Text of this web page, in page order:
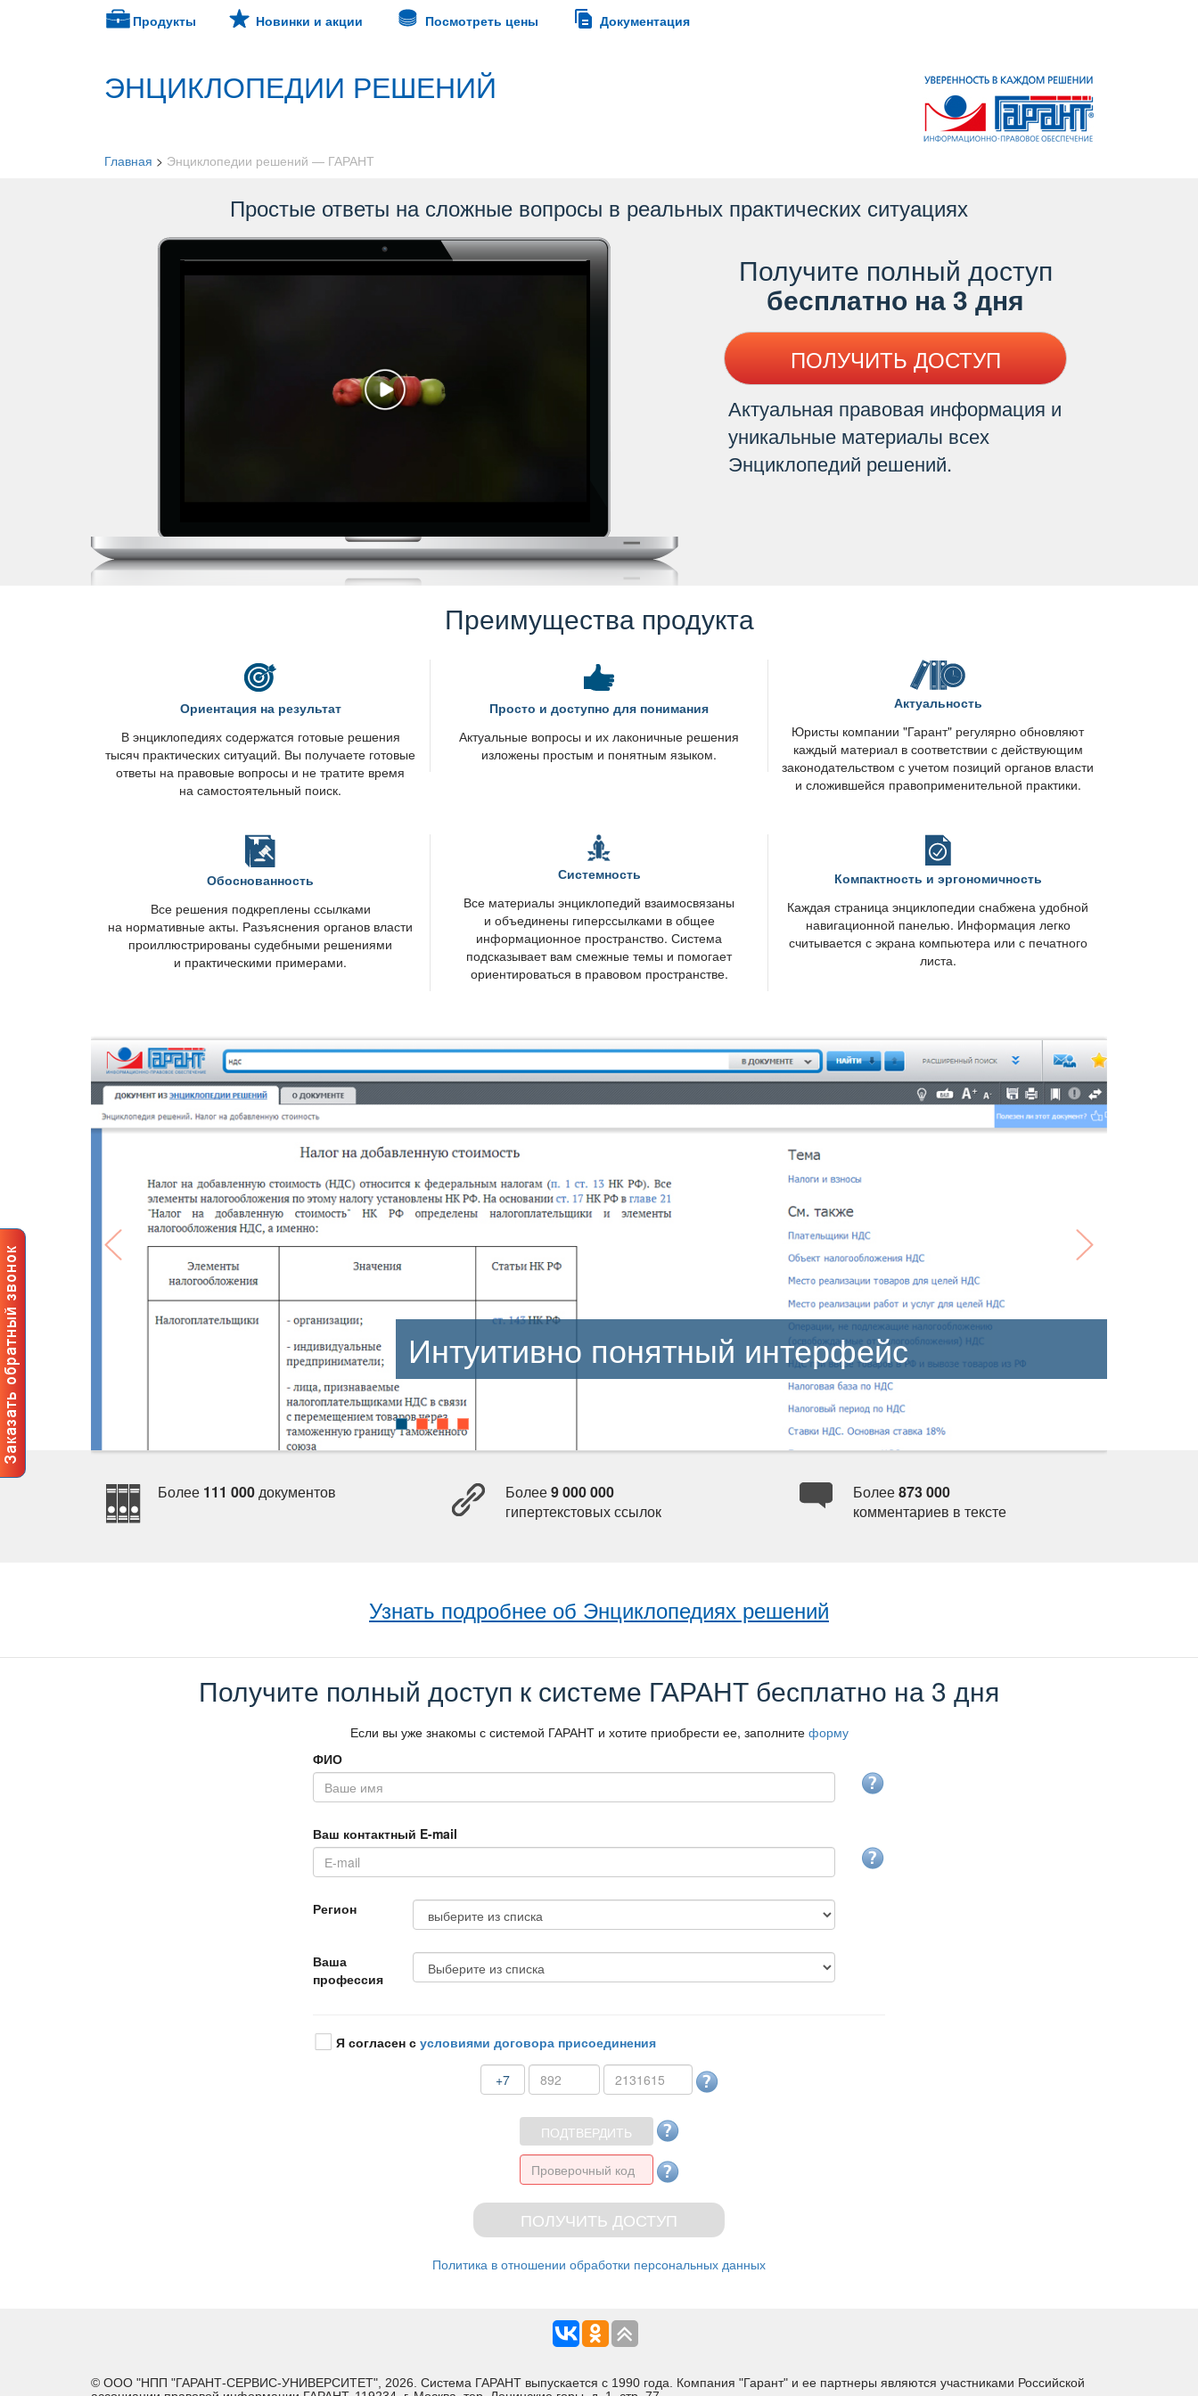
Продукты Новинки и акции Посмотреть цены Документация
ЭНЦИКЛОПЕДИИ РЕШЕНИЙ
Главная > Энциклопедии решений — ГАРАНТ
Простые ответы на сложные вопросы в реальных практических ситуациях
Получите полный доступ
есплатно на 3 дня
ПОЛУЧИТЬ ДОСТУП
Актуальная правовая информация и
уникальные материалы всех
Энциклопедий решений.
Преимущества продукта
Ориентация на результат
энциклопедиях содержатся готовые решения
тысяч практических ситуаций. Вы получаете готовые
ответы на правовые вопросы и не тратите время
на самостоятельный поиск.
Просто и доступно для понимания
Актуальные вопросы и их лаконичные решения
изложены простым и понятным языком.
Актуальность
Юристы компании "Гарант" регулярно обновляют
каждый материал в соответствии с действующим
законодательством с учетом позиций органов власти
и сложившейся правоприменительной практики.
Обоснованность
се решения подкреплены ссылками
на нормативные акты. Разъяснения органов власти
проиллюстрированы судебными решениями
и практическими примерами.
Системность
се материалы энциклопедий взаимосвязаны
и объединены гиперссылками в общее
информационное пространство. Система
подсказывает вам смежные темы и помогает
ориентироваться в правовом пространстве.
Компактность и эргономичность
Каждая страница энциклопедии снабжена удобной
навигационной панелью. Информация легко
считывается с экрана компьютера или с печатного
листа.
Интуитивно понятный интерфейс
Более 111 000документо Более9 000 000
ипертекстовых ссылок
Более873 000
комментариев в тексте
Узнать подробнее об Энциклопедиях решений
Получите полный доступ к системе ГАРАНТ бесплатно на 3 дня
Если вы уже знакомы с системой ГАРАНТ и хотите приобрести ее, заполните форму
ФИО
аш контактный E-mail
Регион
аша
профессия
Я согласен с условиями договора присоединения
+7
Политика в отношении обработки персональных данных
© ООО "НПП "ГАРАНТ-СЕРВИС-УНИВЕРСИТЕТ", 2026. Система ГАРАНТ выпускается с 1990 года. Компания "Гарант" и ее партнеры являются участниками Российской